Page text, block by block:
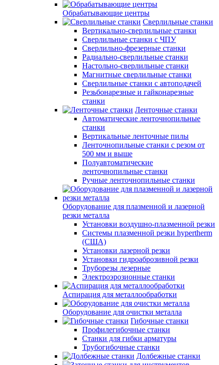
Обрабатывающие центры
Сверлильные станки
Вертикально-сверлильные станки
Сверлильные станки с ЧПУ
Сверлильно-фрезерные станки
Радиально-сверлильные станки
Настольно-сверлильные станки
Магнитные сверлильные станки
Сверлильные станки с автоподачей
Резьбонарезные и гайконарезные
станки
Ленточные станки
Автоматические ленточнопильные
станки
Вертикальные ленточные пилы
Ленточнопильные станки с резом от
500 мм и выше
Полуавтоматические
ленточнопильные станки
Ручные ленточнопильные станки
Оборудование для плазменной и лазерной
резки металла
Установки воздушно-плазменной резки
Системы плазменной резки hypertherm
(США)
Установки лазерной резки
Установки гидроаброзивной резки
Труборезы лезерные
Электроэрозионные станки
Аспирация для металлообработки
Оборудование для очистки металла
Гибочные станки
Профилегибочные станки
Станки для гибки арматуры
Трубогибочные станки
Долбежные станки